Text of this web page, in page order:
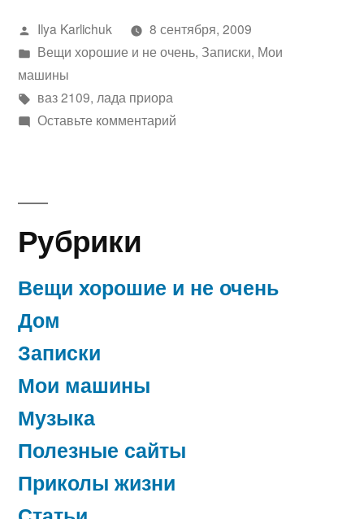
Написано
автором
Ilya Karlichuk
8 сентября, 2009
Написано
в
Вещи хорошие и не очень, Записки, Мои
машины
Метки:
ваз 2109, лада приора
Оставьте комментарийк
Рубрики
Вещи хорошие и не очень
Дом
Записки
Мои машины
Музыка
Полезные сайты
Приколы жизни